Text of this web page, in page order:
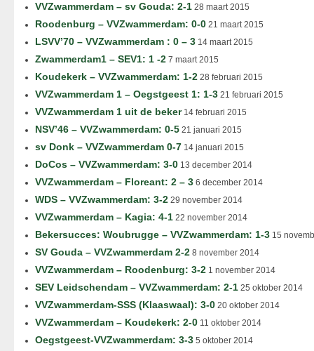
VVZwammerdam – sv Gouda: 2-1 28 maart 2015
Roodenburg – VVZwammerdam: 0-0 21 maart 2015
LSVV’70 – VVZwammerdam : 0 – 3 14 maart 2015
Zwammerdam1 – SEV1: 1 -2 7 maart 2015
Koudekerk – VVZwammerdam: 1-2 28 februari 2015
VVZwammerdam 1 – Oegstgeest 1: 1-3 21 februari 2015
VVZwammerdam 1 uit de beker14 februari 2015
NSV’46 – VVZwammerdam: 0-5 21 januari 2015
sv Donk – VVZwammerdam 0-7 14 januari 2015
DoCos – VVZwammerdam: 3-0 13 december 2014
VVZwammerdam – Floreant: 2 – 3 6 december 2014
WDS – VVZwammerdam: 3-2 29 november 2014
VVZwammerdam – Kagia: 4-1 22 november 2014
Bekersucces: Woubrugge – VVZwammerdam: 1-3 15
SV Gouda – VVZwammerdam 2-2 8 november 2014
VVZwammerdam – Roodenburg: 3-2 1 november 2014
SEV Leidschendam – VVZwammerdam: 2-1 25 oktober 2014
VVZwammerdam-SSS (Klaaswaal): 3-0 20 oktober 2014
VVZwammerdam – Koudekerk: 2-0 11 oktober 2014
Oegstgeest-VVZwammerdam: 3-3 5 oktober 2014